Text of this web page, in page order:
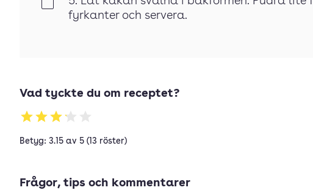
fyrkanter och servera.
Vad tyckte du om receptet?
Betyg: 3.15 av 5 (13 röster)
Frågor, tips och kommentarer